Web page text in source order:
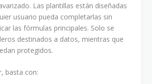
Las plantillas están diseñadas
usuario pueda completarlas sin
las fórmulas principales. Solo se
destinados a datos, mientras que
protegidos.
basta con: